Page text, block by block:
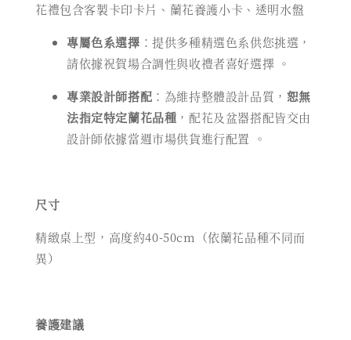
花禮包含客製卡印卡片、蘭花養護小卡、透明水盤
專屬色系選擇 ：提供多種精選色系供您挑選，
請依據祝賀場合調性與收禮者喜好選擇 。
專業設計師搭配 ：為維持整體設計品質， 恕無
法指定特定蘭花品種 ，配花及盆器搭配皆交由
設計師依據當週市場供貨進行配置 。
尺寸
精緻桌上型，高度約40-50cm（依蘭花品種不同而
異）
養護建議